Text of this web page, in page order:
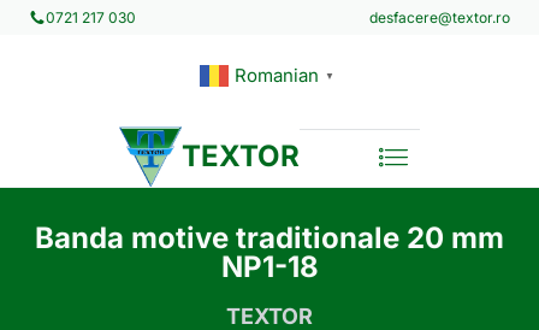
0721 217 030 desfacere@textor.ro
Romanian ▼
TEXTOR
Banda motive traditionale 20 mm
NP1-18
TEXTOR